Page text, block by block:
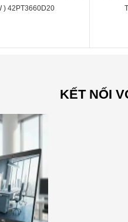
) 42PT3660D20
KẾT NỐI